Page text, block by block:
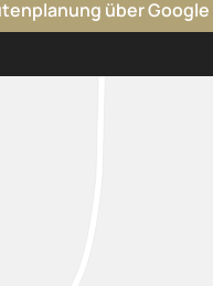
über Google